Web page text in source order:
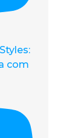
com